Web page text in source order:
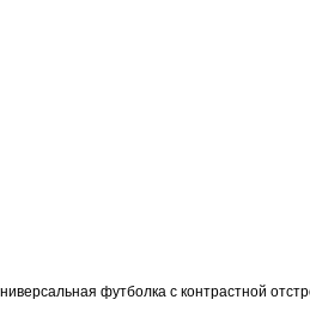
футболка с контрастной